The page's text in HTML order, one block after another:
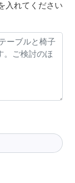
入れてください